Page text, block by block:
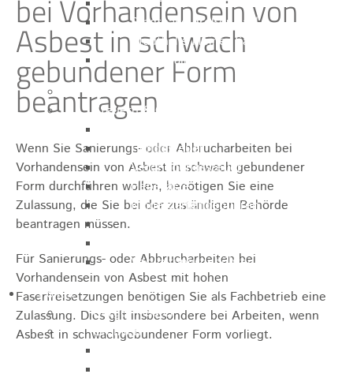
Stadthalle großer Saal
Stadthalle kleiner Saal
Tennishalle
Qualifizierter Mietspiegel
Steuern & Gebühren
Hundesteuer
Vergnügungssteuer
Hebesätze
Kindergartengebühren
Verwaltungsgebühren
Politik
Bürgermeister
Gremien
bei Vorhandensein von
Asbest in schwach
gebundener Form
beantragen
Wenn Sie Sanierungs- oder Abbrucharbeiten bei
Vorhandensein von Asbest in schwach gebundener
Form durchführen wollen, benötigen Sie eine
Zulassung, die Sie bei der zuständigen Behörde
beantragen müssen.
Für Sanierungs- oder Abbrucharbeiten bei
Vorhandensein von Asbest mit hohen
Faserfreisetzungen benötigen Sie als Fachbetrieb eine
Zulassung. Dies gilt insbesondere bei Arbeiten, wenn
Asbest in schwachgebundener Form vorliegt.